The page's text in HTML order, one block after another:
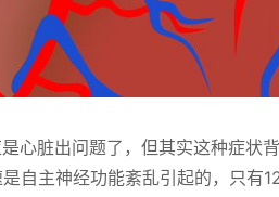
心脏出问题了，但其实这种症状
自主神经功能紊乱引起的，只有